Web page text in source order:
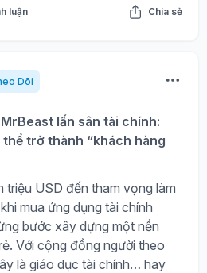
luận Chia sẻ
Dõi
lấn sân tài chính:
trở thành “khách hàng
triệu USD đến tham vọng làm
mua ứng dụng tài chính
bước xây dựng một nền
Với cộng đồng người theo
là giáo dục tài chính… hay